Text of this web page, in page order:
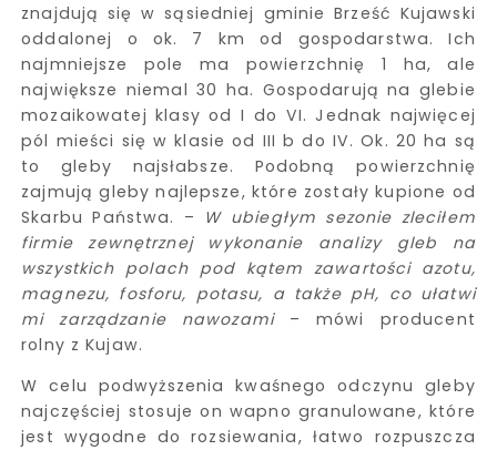
znajdują się w sąsiedniej gminie Brześć Kujawski
oddalonej o ok. 7 km od gospodarstwa. Ich
najmniejsze pole ma powierzchnię 1 ha, ale
największe niemal 30 ha. Gospodarują na glebie
mozaikowatej klasy od I do VI. Jednak najwięcej
pól mieści się w klasie od III b do IV. Ok. 20 ha są
to gleby najsłabsze. Podobną powierzchnię
zajmują gleby najlepsze, które zostały kupione od
Skarbu Państwa. – W ubiegłym sezonie zleciłem
firmie zewnętrznej wykonanie analizy gleb na
wszystkich polach pod kątem zawartości azotu,
magnezu, fosforu, potasu, a także pH, co ułatwi
mi zarządzanie nawozami– mówi producent
rolny z Kujaw.
W celu podwyższenia kwaśnego odczynu gleby
najczęściej stosuje on wapno granulowane, które
jest wygodne do rozsiewania, łatwo rozpuszcza